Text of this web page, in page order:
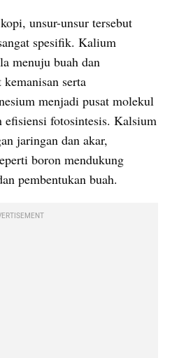
unsur-unsur tersebut
spesifik. Kalium
menuju buah dan
serta
menjadi pusat molekul
fotosintesis. Kalsium
jaringan dan akar,
boron mendukung
pembentukan buah.